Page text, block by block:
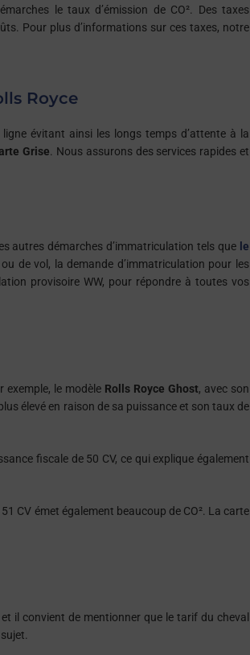
le taux d’émission de CO². Des taxes
Pour plus d’informations sur ces taxes, notre
Royce
évitant ainsi les longs temps d’attente à la
Grise. Nous assurons des services rapides et
autres démarches d’immatriculation tels que le
de vol, la demande d’immatriculation pour les
provisoire WW, pour répondre à toutes vos
exemple, le modèle Rolls Royce Ghost, avec son
élevé en raison de sa puissance et son taux de
fiscale de 50 CV, ce qui explique également
CV émet également beaucoup de CO². La carte
il convient de mentionner que le tarif du cheval